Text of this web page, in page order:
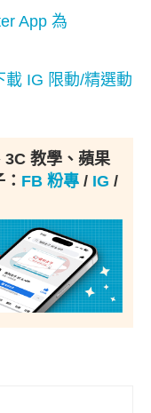
App 為
載 IG 限動/精選動
3C 教學、蘋果
FB 粉專 / IG /